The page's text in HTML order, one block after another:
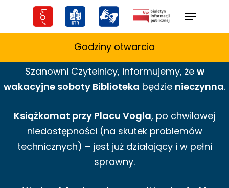
Menu
Godziny otwarcia
Szanowni Czytelnicy, informujemy, że w
wakacyjne soboty Biblioteka będzie nieczynna.
Książkomat przy Placu Vogla, po chwilowej
niedostępności (na skutek problemów
technicznych) – jest już działający i w pełni
sprawny.